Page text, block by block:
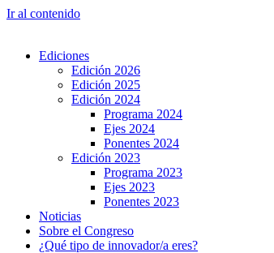
Ir al contenido
Ediciones
Edición 2026
Edición 2025
Edición 2024
Programa 2024
Ejes 2024
Ponentes 2024
Edición 2023
Programa 2023
Ejes 2023
Ponentes 2023
Noticias
Sobre el Congreso
¿Qué tipo de innovador/a eres?